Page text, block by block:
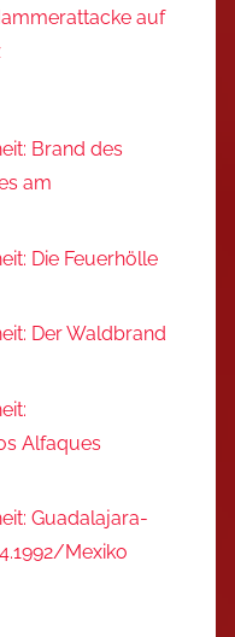
auf
Brand des
am
Die Feuerhölle
Der Waldbrand
Alfaques
Guadalajara-
Mexiko